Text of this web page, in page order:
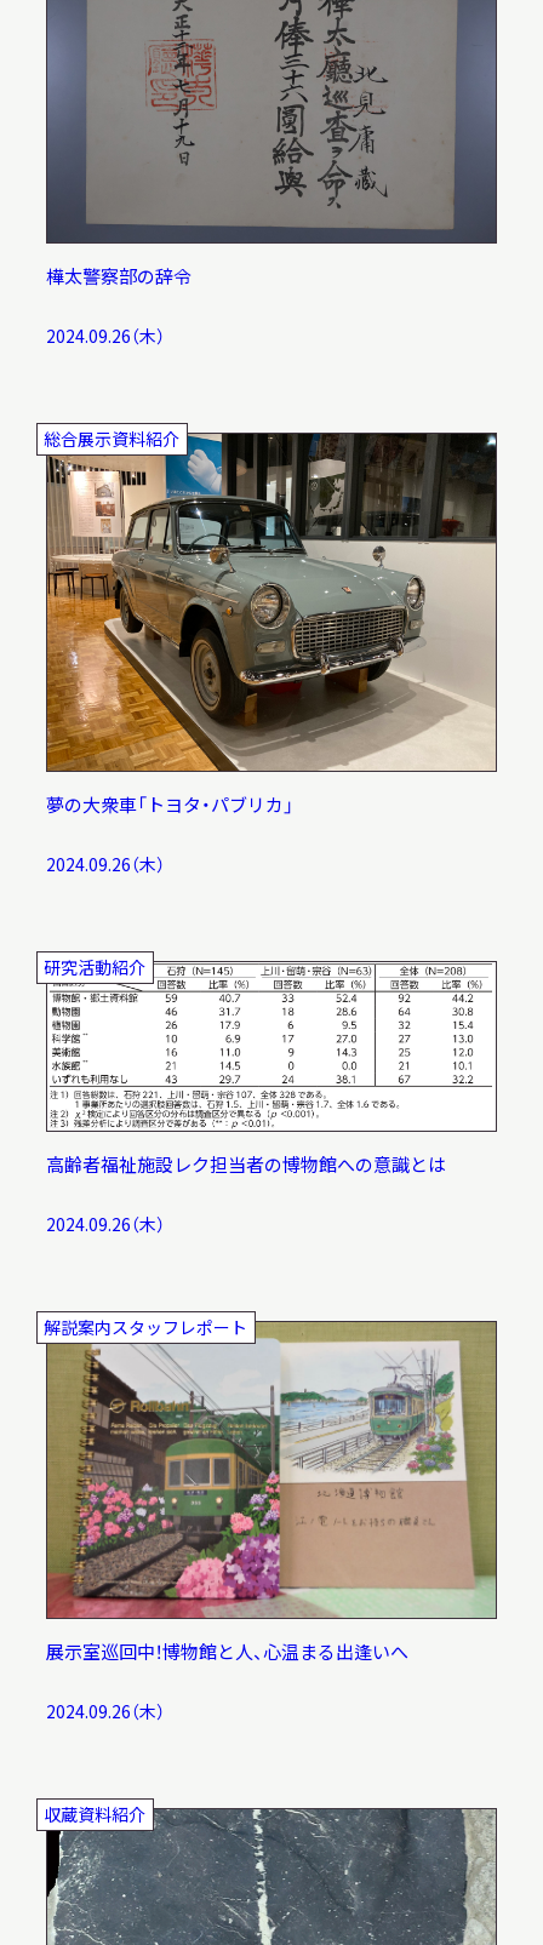
樺太警察部の辞令
2024.09.26（木）
総合展示資料紹介
夢の大衆車「トヨタ・パブリカ」
2024.09.26（木）
研究活動紹介
高齢者福祉施設レク担当者の博物館への意識とは
2024.09.26（木）
解説案内スタッフレポート
展示室巡回中！博物館と人、心温まる出逢いへ
2024.09.26（木）
収蔵資料紹介